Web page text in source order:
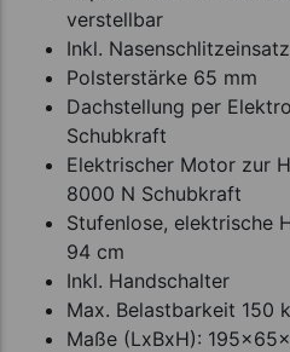
verstellbar
Inkl. Nasenschlitzeinsatz
Polsterstärke 65 mm
Dachstellung per
Schubkraft
Elektrischer Motor zur
8000 N Schubkraft
Stufenlose, elektrische
94 cm
Inkl. Handschalter
Max. Belastbarkeit 150
Maße (LxBxH):